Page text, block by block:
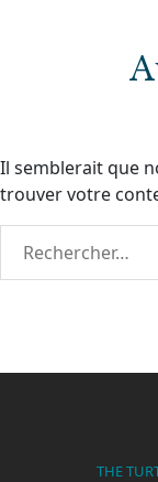
Il semblerait que
trouver votre
pour :
THE